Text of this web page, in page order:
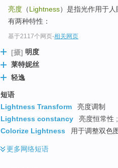
亮度 （Lightness）是指光作用于
有两种特性：
基于2117个网页-相关网页
[摄] 明度
莱特妮丝
轻逸
短语
Lightness Transform
亮度调制
Lightness constancy
亮度恒常性
Colorize Lightness
用于调整双色
更多网络短语